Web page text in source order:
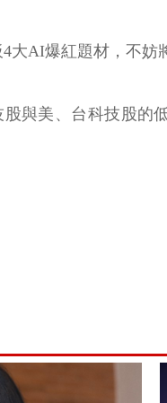
AI爆紅題材，不妨
與美、台科技股的